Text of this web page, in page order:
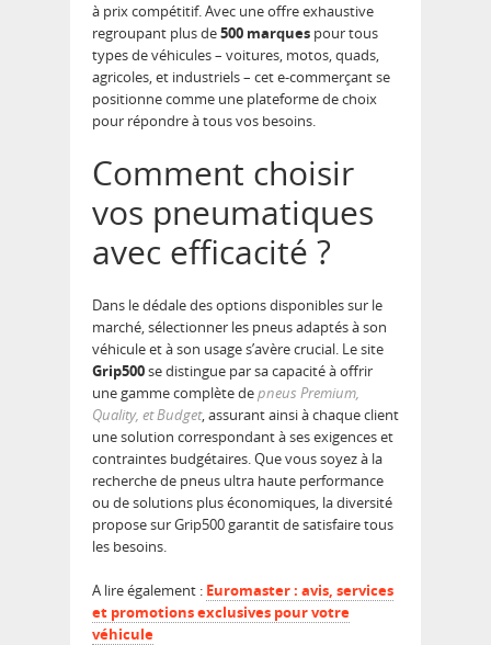
à prix compétitif. Avec une offre exhaustive
regroupant plus de500 marques pour tous
types de véhicules – voitures, motos, quads,
agricoles, et industriels – cet e-commerçant se
positionne comme une plateforme de choix
pour répondre à tous vos besoins.
Comment choisir
vos pneumatiques
avec efficacité ?
Dans le dédale des options disponibles sur le
marché, sélectionner les pneus adaptés à son
véhicule et à son usage s’avère crucial. Le site
Grip500se distingue par sa capacité à offrir
une gamme complète depneus Premium,
Quality, et Budget, assurant ainsi à chaque client
une solution correspondant à ses exigences et
contraintes budgétaires. Que vous soyez à la
recherche de pneus ultra haute performance
ou de solutions plus économiques, la diversité
propose sur Grip500 garantit de satisfaire tous
les besoins.
A lire également : Euromaster : avis, services
et promotions exclusives pour votre
véhicule